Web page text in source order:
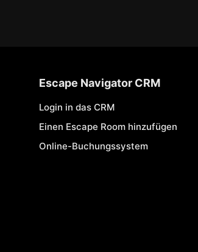
Escape Navigator CRM
Login in das CRM
Einen Escape Room hinzufügen
Online-Buchungssystem